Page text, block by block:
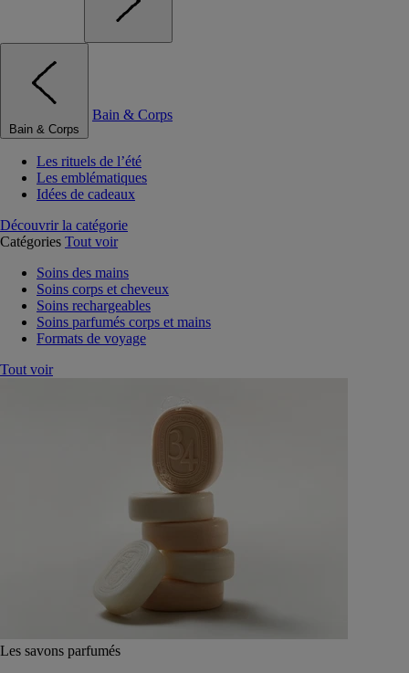
Bain & Corps
Bain & Corps
Les rituels de l’été
Les emblématiques
Idées de cadeaux
Découvrir la catégorie
Catégories Tout voir
Soins des mains
Soins corps et cheveux
Soins rechargeables
Soins parfumés corps et mains
Formats de voyage
Tout voir
Les savons parfumés